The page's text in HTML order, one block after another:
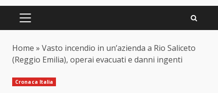
PRIMARY
Home » Vasto incendio in un’azienda a Rio Saliceto
(Reggio Emilia), operai evacuati e danni ingenti
Cronaca Italia